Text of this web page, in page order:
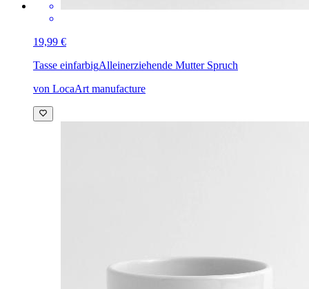
19,99 €
Tasse einfarbigAlleinerziehende Mutter Spruch
von LocaArt manufacture